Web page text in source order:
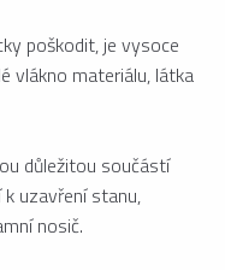
poškodit, je vysoce
vlákno materiálu, látka
důležitou součástí
uzavření stanu,
nosič.